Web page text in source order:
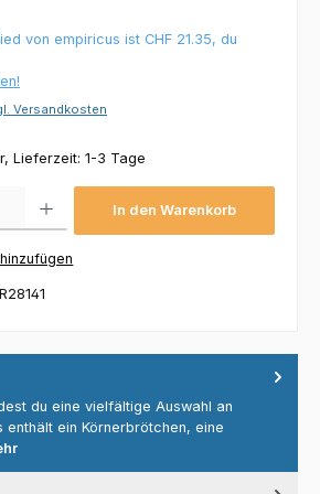
von empiricus ist CHF 21.35, du
Versandkosten
Lieferzeit: 1-3 Tage
In den Warenkorb
du eine vielfältige Auswahl an
enthält ein Körnerbrötchen, eine